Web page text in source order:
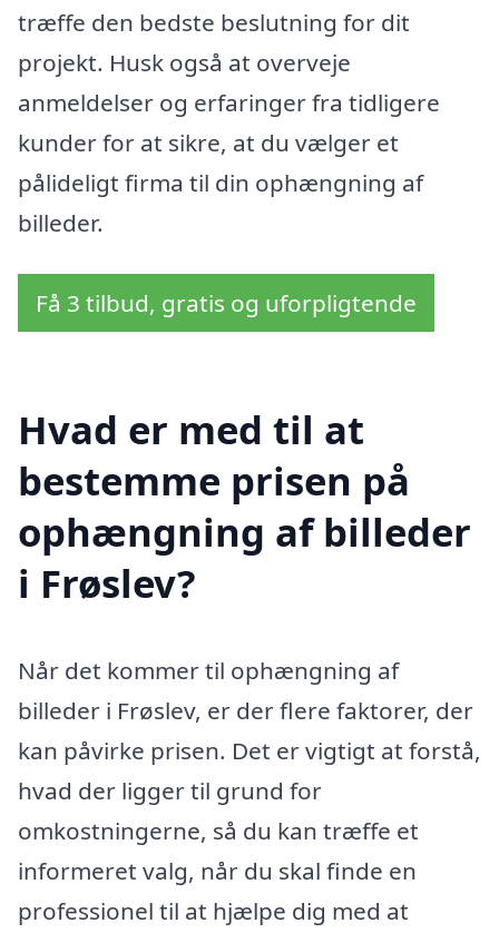
træffe den bedste beslutning for dit
projekt. Husk også at overveje
anmeldelser og erfaringer fra tidligere
kunder for at sikre, at du vælger et
pålideligt firma til din ophængning af
billeder.
Få 3 tilbud, gratis og uforpligtende
Hvad er med til at
bestemme prisen på
ophængning af billeder
i Frøslev?
Når det kommer til ophængning af
billeder i Frøslev, er der flere faktorer, der
kan påvirke prisen. Det er vigtigt at forstå,
hvad der ligger til grund for
omkostningerne, så du kan træffe et
informeret valg, når du skal finde en
professionel til at hjælpe dig med at